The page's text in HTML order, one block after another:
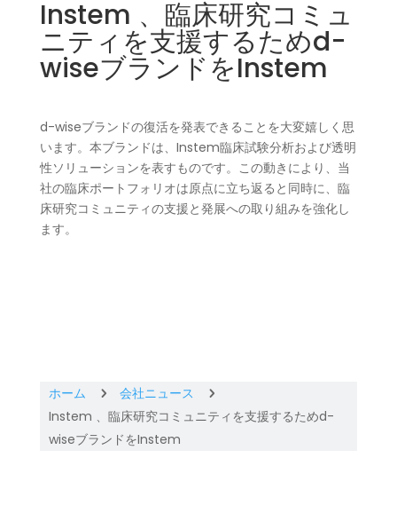
Instem 、臨床研究コミュ
ニティを支援するためd-
wiseブランドをInstem
d-wiseブランドの復活を発表できることを大変嬉しく思
います。本ブランドは、Instem臨床試験分析および透明
性ソリューションを表すものです。この動きにより、当
社の臨床ポートフォリオは原点に立ち返ると同時に、臨
床研究コミュニティの支援と発展への取り組みを強化し
ます。
ホーム 5 会社ニュース 5
Instem 、臨床研究コミュニティを支援するためd-
wiseブランドをInstem